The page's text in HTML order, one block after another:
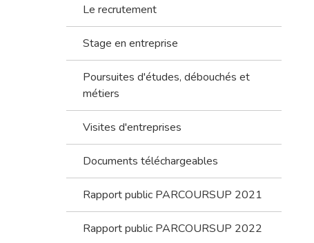
Le recrutement
Stage en entreprise
Poursuites d'études, débouchés et
métiers
Visites d'entreprises
Documents téléchargeables
Rapport public PARCOURSUP 2021
Rapport public PARCOURSUP 2022